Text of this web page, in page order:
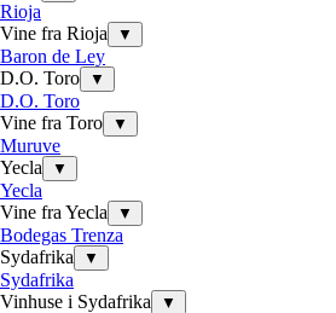
Rioja
Vine fra Rioja
▼
Baron de Ley
D.O. Toro
▼
D.O. Toro
Vine fra Toro
▼
Muruve
Yecla
▼
Yecla
Vine fra Yecla
▼
Bodegas Trenza
Sydafrika
▼
Sydafrika
Vinhuse i Sydafrika
▼